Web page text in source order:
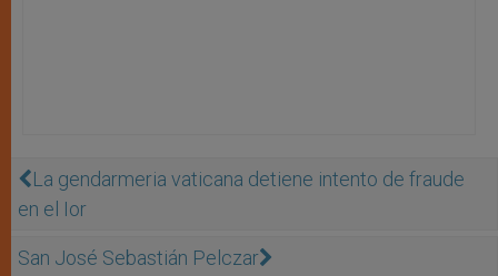
La gendarmeria vaticana detiene intento de fraude
en el Ior
San José Sebastián Pelczar